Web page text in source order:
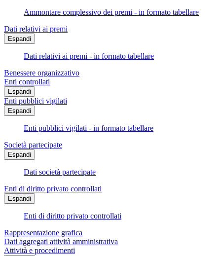
Ammontare complessivo dei premi - in formato tabellare
Dati relativi ai premi
Espandi
Dati relativi ai premi - in formato tabellare
Benessere organizzativo
Enti controllati
Espandi
Enti pubblici vigilati
Espandi
Enti pubblici vigilati - in formato tabellare
Società partecipate
Espandi
Dati società partecipate
Enti di diritto privato controllati
Espandi
Enti di diritto privato controllati
Rappresentazione grafica
Dati aggregati attività amministrativa
Attività e procedimenti